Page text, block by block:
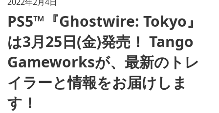
PS5™『Ghostwire: Tokyo』
は3月25日(金)発売！ Tango
Gameworksが、最新のトレ
イラーと情報をお届けしま
す！